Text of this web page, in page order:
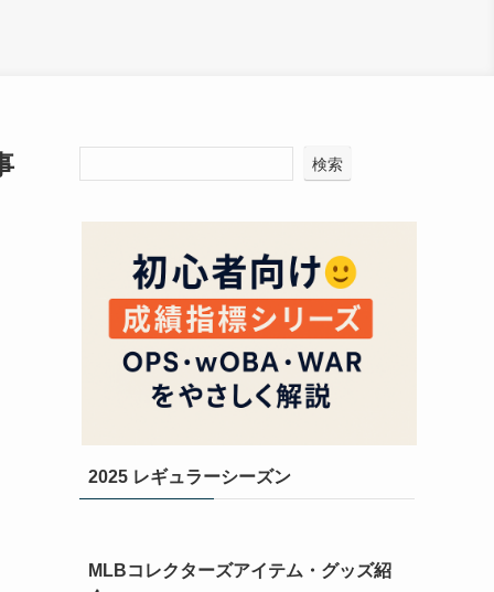
検索
2025 レギュラーシーズン
MLBコレクターズアイテム・グッズ紹